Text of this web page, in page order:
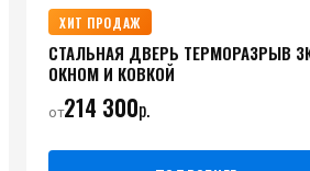
ХИТ ПРОДАЖ
СТАЛЬНАЯ ДВЕРЬ ТЕРМОРАЗРЫВ
ОКНОМ И КОВКОЙ
от214 300р.